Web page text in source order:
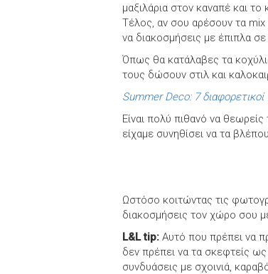
μαξιλάρια στον καναπέ και
Τέλος, αν σου αρέσουν τα mix
να διακοσμήσεις με έπιπλα
Όπως θα κατάλαβες τα
τους δώσουν στιλ και
Summer Deco: 7 διαφορετικοί
Είναι πολύ πιθανό να
είχαμε συνηθίσει να τα
Ωστόσο κοιτώντας τις
διακοσμήσεις τον χώρο σου
L&L tip: Αυτό που πρέπει να
δεν πρέπει να τα σκεφτείς
συνδυάσεις με σχοινιά,